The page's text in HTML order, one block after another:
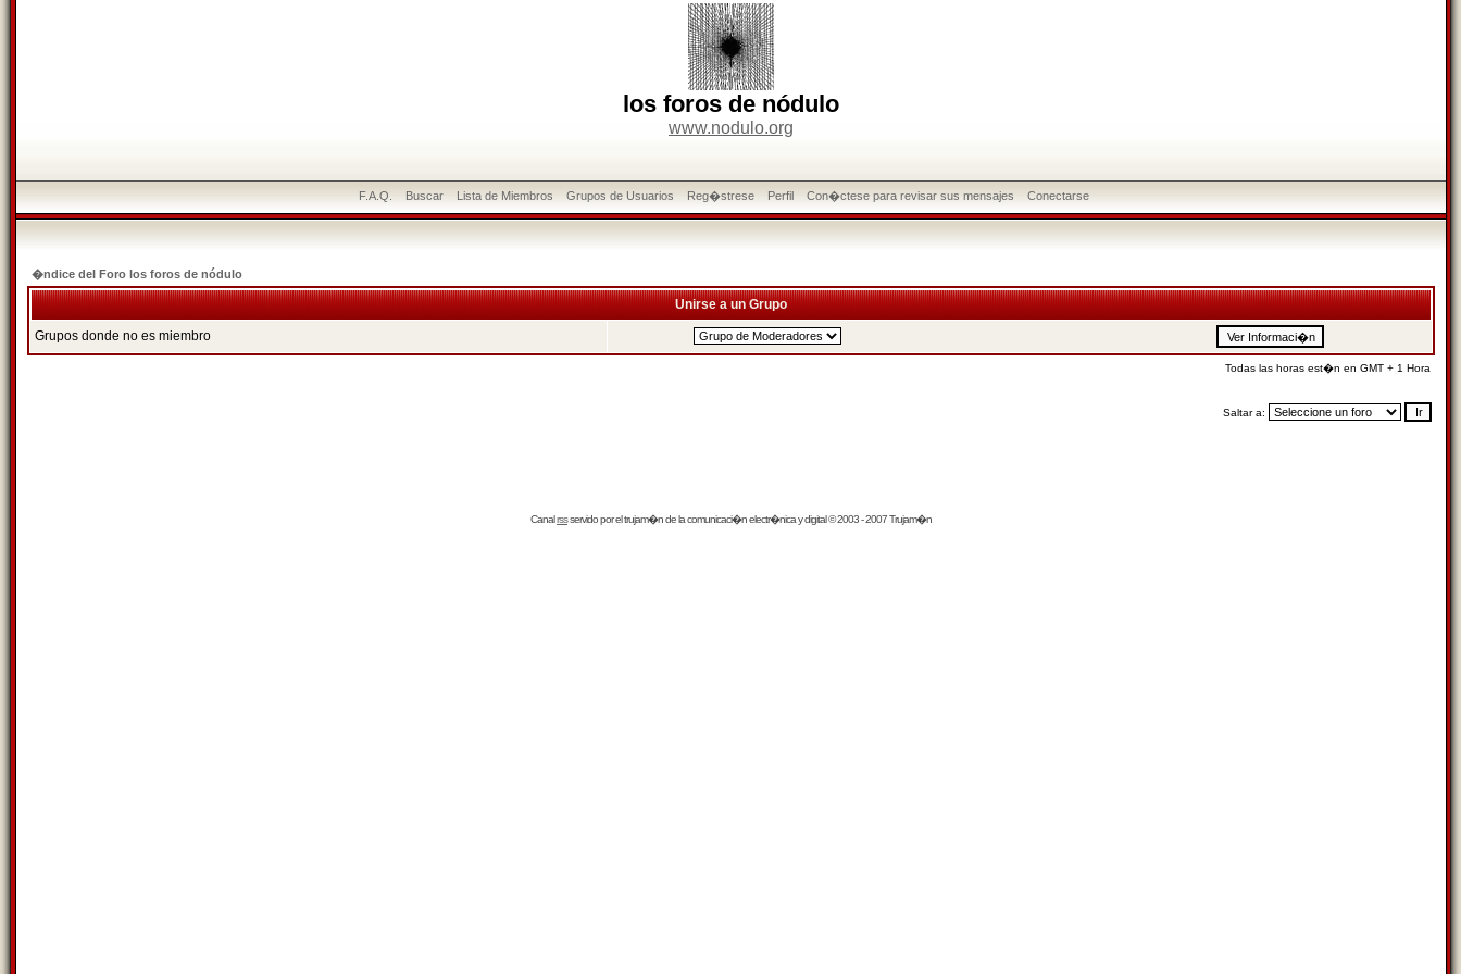
los foros de nódulo
www.nodulo.org
F.A.Q. Buscar Lista de Miembros Grupos de Usuarios Reg�strese Perfil Con�ctese para revisar sus mensajes Conectarse
�ndice del Foro los foros de nódulo
Unirse a un Grupo
Grupos donde no es miembro
Todas las horas est�n en GMT + 1 Hora
Saltar a:
Canalrssservido por eltrujam�nde la comunicaci�n electr�nica y digital © 2003 - 2007 Trujam�n